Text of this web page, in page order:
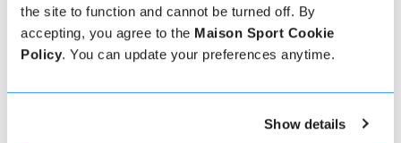
the site to function and cannot be turned off. By
accepting, you agree to the Maison Sport Cookie
Policy. You can update your preferences anytime.
Show details
70% aller Ski- und Snowboardstunden auf Maison
von früheren Kunden eines Lehrers bieten wertvolle